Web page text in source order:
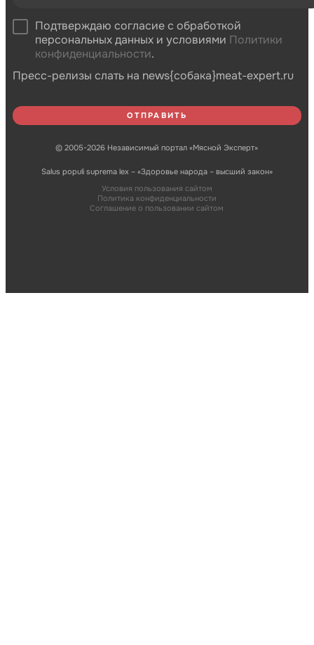
Подтверждаю согласие с обработкой
персональных данных и условиями Политики
конфиденциальности.
Пресс-релизы слать на news{собака}meat-expert.ru
© 2005-2026 Независимый портал «Мясной Эксперт»
Salus populi suprema lex – «Здоровье народа – высший закон»
Условия пользования сайтом
Политика конфиденциальности
Соглашение о пользовании сайтом